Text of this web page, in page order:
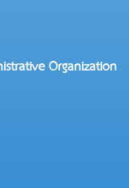
Organization